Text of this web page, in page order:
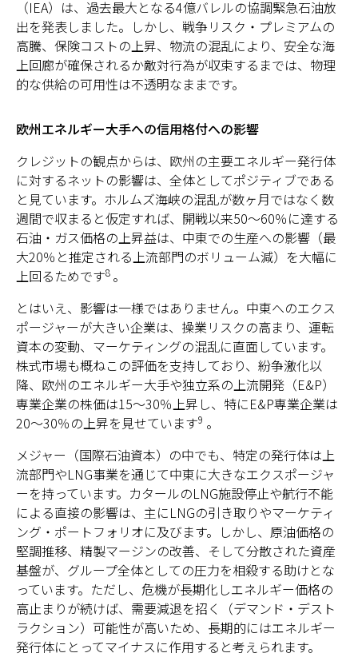
（IEA）は、過去最大となる4億バレルの協調緊急石油放
出を発表しました。しかし、戦争リスク・プレミアムの
高騰、保険コストの上昇、物流の混乱により、安全な海
上回廊が確保されるか敵対行為が収束するまでは、物理
的な供給の可用性は不透明なままです。
欧州エネルギー大手への信用格付への影響
クレジットの観点からは、欧州の主要エネルギー発行体
に対するネットの影響は、全体としてポジティブである
と見ています。ホルムズ海峡の混乱が数ヶ月ではなく数
週間で収まると仮定すれば、開戦以来50～60％に達する
石油・ガス価格の上昇益は、中東での生産への影響（最
大20％と推定される上流部門のボリューム減）を大幅に
上回るためです8 。
とはいえ、影響は一様ではありません。中東へのエクス
ポージャーが大きい企業は、操業リスクの高まり、運転
資本の変動、マーケティングの混乱に直面しています。
株式市場も概ねこの評価を支持しており、紛争激化以
降、欧州のエネルギー大手や独立系の上流開発（E&P）
専業企業の株価は15～30％上昇し、特にE&P専業企業は
20～30％の上昇を見せています9 。
メジャー（国際石油資本）の中でも、特定の発行体は上
流部門やLNG事業を通じて中東に大きなエクスポージャ
ーを持っています。カタールのLNG施設停止や航行不能
による直接の影響は、主にLNGの引き取りやマーケティ
ング・ポートフォリオに及びます。しかし、原油価格の
堅調推移、精製マージンの改善、そして分散された資産
基盤が、グループ全体としての圧力を相殺する助けとな
っています。ただし、危機が長期化しエネルギー価格の
高止まりが続けば、需要減退を招く（デマンド・デスト
ラクション）可能性が高いため、長期的にはエネルギー
発行体にとってマイナスに作用すると考えられます。